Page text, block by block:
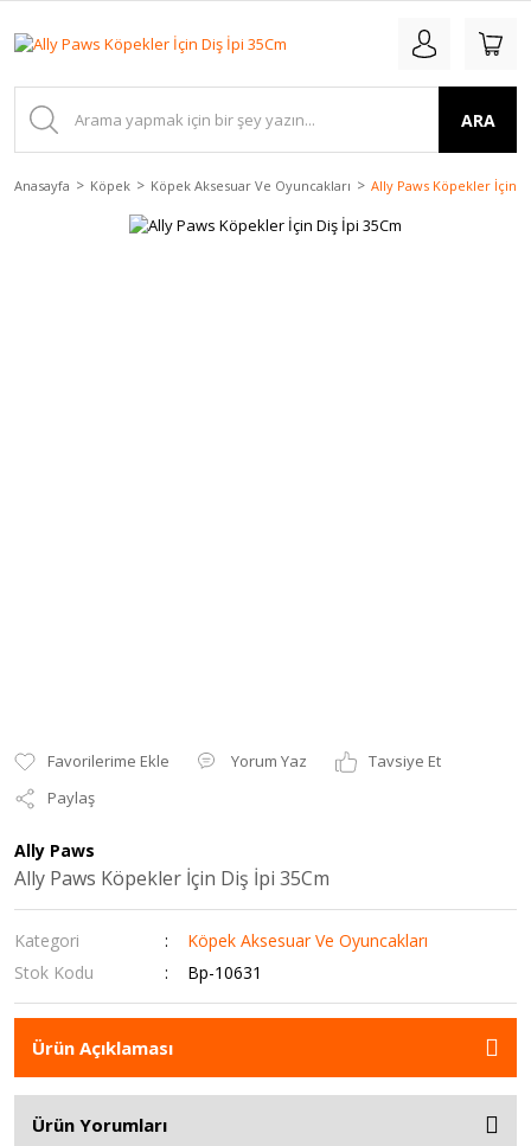
ARA
Anasayfa Köpek Köpek Aksesuar Ve Oyuncakları Ally Paws Köpekler İçin
Yorum Yaz
Tavsiye Et
Paylaş
Ally Paws
Ally Paws Köpekler İçin Diş İpi 35Cm
Kategori
Köpek Aksesuar Ve Oyuncakları
Stok Kodu
Bp-10631
Ürün Açıklaması
Ürün Yorumları